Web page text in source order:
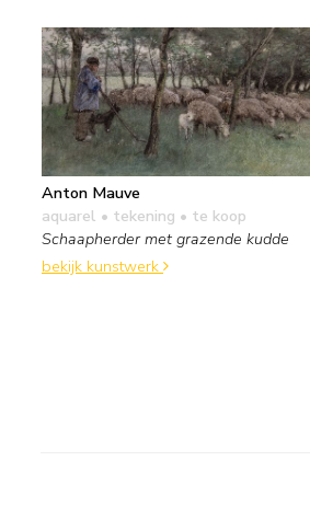
Anton Mauve
aquarel • tekening • te koop
Schaapherder met grazende kudde
bekijk kunstwerk